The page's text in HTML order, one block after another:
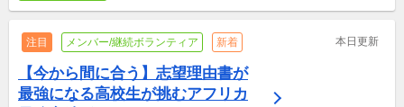
注目 メンバー/継続ボランティア 新着 本日更新
【今から間に合う】志望理由書が
最強になる高校生が挑むアフリカ